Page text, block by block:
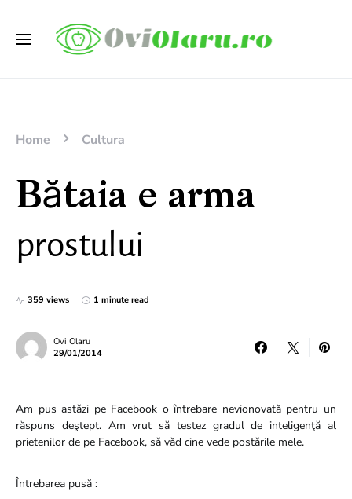
Home Cultura
Bătaia e arma
prostului
359 views 1 minute read
Ovi Olaru
29/01/2014
Am pus astăzi pe Facebook o întrebare nevionovată pentru un
răspuns deştept. Am vrut să testez gradul de inteligenţă al
prietenilor de pe Facebook, să văd cine vede postările mele.
Întrebarea pusă :